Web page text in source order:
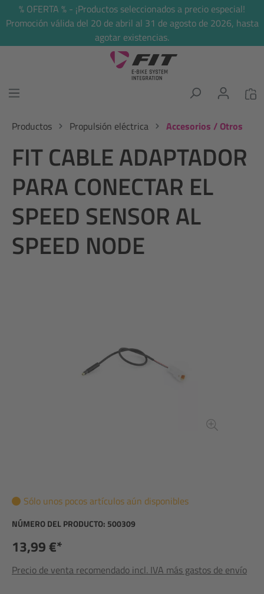
principal
% OFERTA % - ¡Productos seleccionados a precio especial!
Promoción válida del 20 de abril al 31 de agosto de 2026, hasta
agotar existencias.
Productos Propulsión eléctrica Accesorios / Otros
FIT CABLE ADAPTADOR
PARA CONECTAR EL
SPEED SENSOR AL
SPEED NODE
Sólo unos pocos artículos aún disponibles
NÚMERO DEL PRODUCTO: 500309
13,99 €*
Precio de venta recomendado incl. IVA más gastos de envío